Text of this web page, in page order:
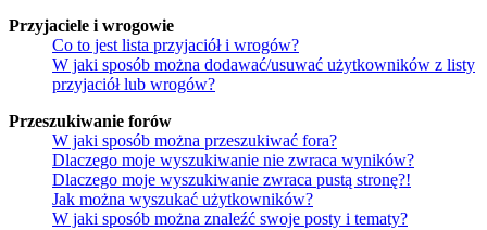
Przyjaciele i wrogowie
Co to jest lista przyjaciół i wrogów?
W jaki sposób można dodawać/usuwać użytkowników z listy
przyjaciół lub wrogów?
Przeszukiwanie forów
W jaki sposób można przeszukiwać fora?
Dlaczego moje wyszukiwanie nie zwraca wyników?
Dlaczego moje wyszukiwanie zwraca pustą stronę?!
Jak można wyszukać użytkowników?
W jaki sposób można znaleźć swoje posty i tematy?